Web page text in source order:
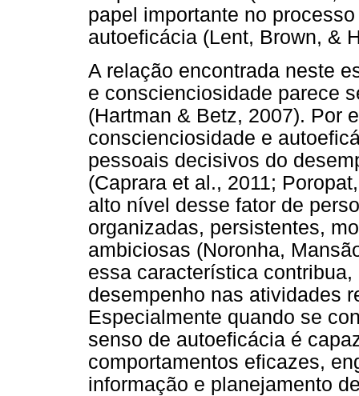
papel importante no
autoeficácia (Lent, Brown, &
A relação encontrada neste
e conscienciosidade parece
(Hartman & Betz, 2007). Por
conscienciosidade e
pessoais decisivos do
(Caprara et al., 2011;
alto nível desse fator de
organizadas, persistentes,
ambiciosas (Noronha,
essa característica
desempenho nas atividades
Especialmente quando se
senso de autoeficácia é
comportamentos eficazes,
informação e planejamento